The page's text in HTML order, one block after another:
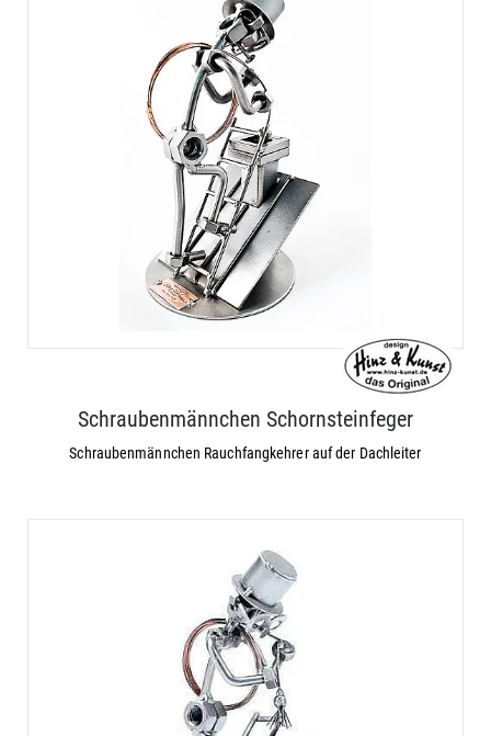
Schraubenmännchen Schornsteinfeger
Schraubenmännchen Rauchfangkehrer auf der Dachleiter